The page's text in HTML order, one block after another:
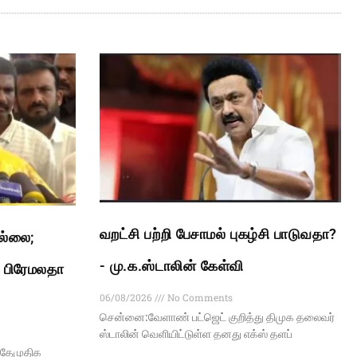
வறட்சி பற்றி பேசாமல் புகழ்சி பாடுவதா?
- மு.க.ஸ்டாலின் கேள்வி
06/08/2026
No Comments
சென்னை:வேளாண் பட்ஜெட் குறித்து திமுக தலைவர்
ஸ்டாலின் வெளியிட்டுள்ள தனது எக்ஸ் தளப்